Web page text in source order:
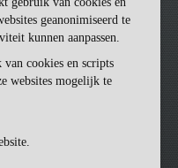
geanonimiseerd te
kunnen aanpassen.
cookies en scripts
websites mogelijk te